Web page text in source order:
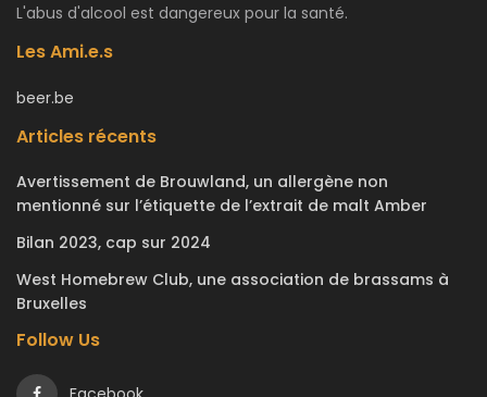
L'abus d'alcool est dangereux pour la santé.
Les Ami.e.s
beer.be
Articles récents
Avertissement de Brouwland, un allergène non
mentionné sur l’étiquette de l’extrait de malt Amber
Bilan 2023, cap sur 2024
West Homebrew Club, une association de brassams à
Bruxelles
Follow Us